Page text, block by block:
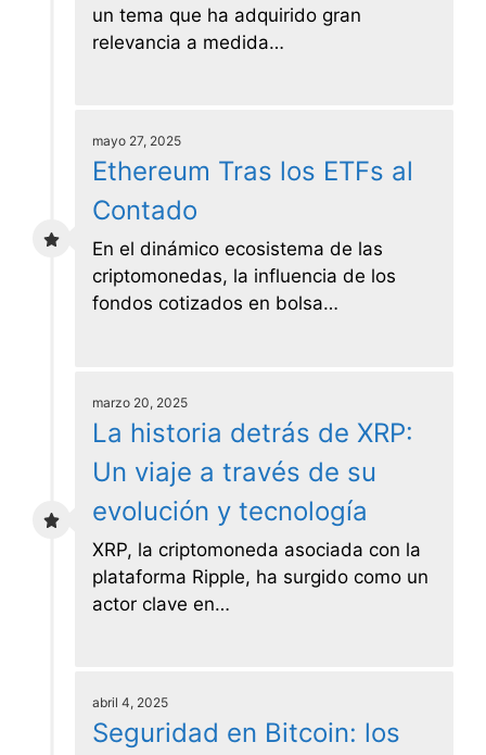
un tema que ha adquirido gran
relevancia a medida…
mayo 27, 2025
Ethereum Tras los ETFs al
Contado
En el dinámico ecosistema de las
criptomonedas, la influencia de los
fondos cotizados en bolsa…
marzo 20, 2025
La historia detrás de XRP:
Un viaje a través de su
evolución y tecnología
XRP, la criptomoneda asociada con la
plataforma Ripple, ha surgido como un
actor clave en…
abril 4, 2025
Seguridad en Bitcoin: los